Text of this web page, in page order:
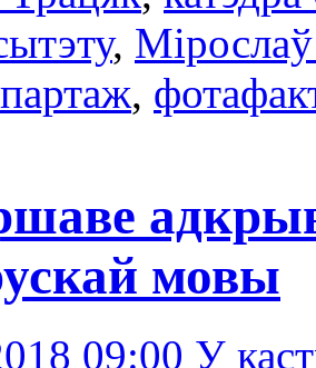
,
,
мовы
09:00 У